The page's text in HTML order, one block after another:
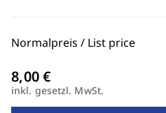
Normalpreis / List price
inkl. gesetzl. MwSt.